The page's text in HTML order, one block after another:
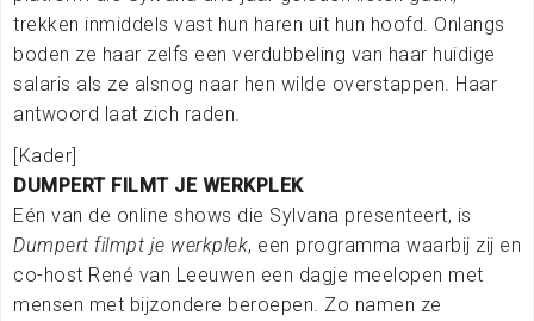
trekken inmiddels vast hun haren uit hun hoofd. Onlangs
boden ze haar zelfs een verdubbeling van haar huidige
salaris als ze alsnog naar hen wilde overstappen. Haar
antwoord laat zich raden.
[Kader]
DUMPERT FILMT JE WERKPLEK
Eén van de online shows die Sylvana presenteert, is
Dumpert filmpt je werkplek, een programma waarbij zij en
co-host René van Leeuwen een dagje meelopen met
mensen met bijzondere beroepen. Zo namen ze